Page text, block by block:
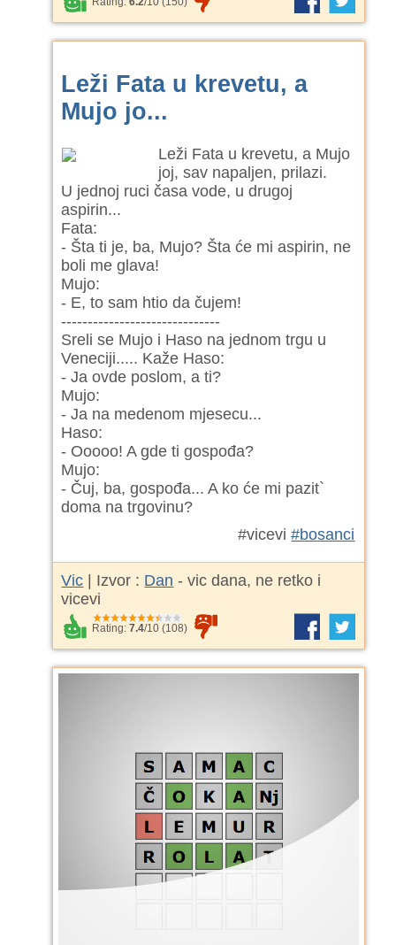
Leži Fata u krevetu, a
Mujo jo...
Leži Fata u krevetu, a Mujo
joj, sav napaljen, prilazi.
U jednoj ruci časa vode, u drugoj
aspirin...
Fata:
- Šta ti je, ba, Mujo? Šta će mi aspirin, ne
boli me glava!
Mujo:
- E, to sam htio da čujem!
------------------------------
Sreli se Mujo i Haso na jednom trgu u
Veneciji..... Kaže Haso:
- Ja ovde poslom, a ti?
Mujo:
- Ja na medenom mjesecu...
Haso:
- Ooooo! A gde ti gospođa?
Mujo:
- Čuj, ba, gospođa... A ko će mi pazit`
doma na trgovinu?
#vicevi#bosanci
Vic | Izvor : Dan - vic dana, ne retko i
vicevi
Rating:7.4/10 (108)